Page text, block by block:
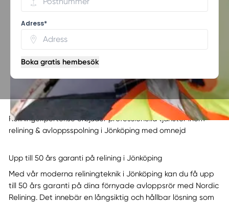
Adress*
Boka gratis hembesök
Reliningexperter.se erbjuder professionella tjänster inom
relining & avloppsspolning i Jönköping med omnejd
Upp till 50 års garanti på relining i Jönköping
Med vår moderna reliningteknik i Jönköping kan du få upp
till 50 års garanti på dina förnyade avloppsrör med Nordic
Relining. Det innebär en långsiktig och hållbar lösning som